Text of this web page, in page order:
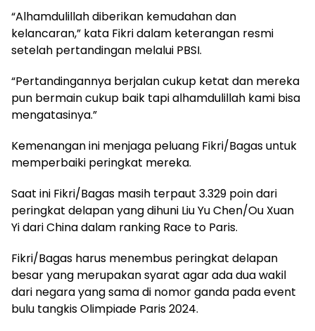
“Alhamdulillah diberikan kemudahan dan
kelancaran,” kata Fikri dalam keterangan resmi
setelah pertandingan melalui PBSI.
“Pertandingannya berjalan cukup ketat dan mereka
pun bermain cukup baik tapi alhamdulillah kami bisa
mengatasinya.”
Kemenangan ini menjaga peluang Fikri/Bagas untuk
memperbaiki peringkat mereka.
Saat ini Fikri/Bagas masih terpaut 3.329 poin dari
peringkat delapan yang dihuni Liu Yu Chen/Ou Xuan
Yi dari China dalam ranking Race to Paris.
Fikri/Bagas harus menembus peringkat delapan
besar yang merupakan syarat agar ada dua wakil
dari negara yang sama di nomor ganda pada event
bulu tangkis Olimpiade Paris 2024.